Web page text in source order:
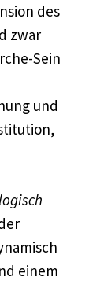
des
zwar
Sein
und
einem